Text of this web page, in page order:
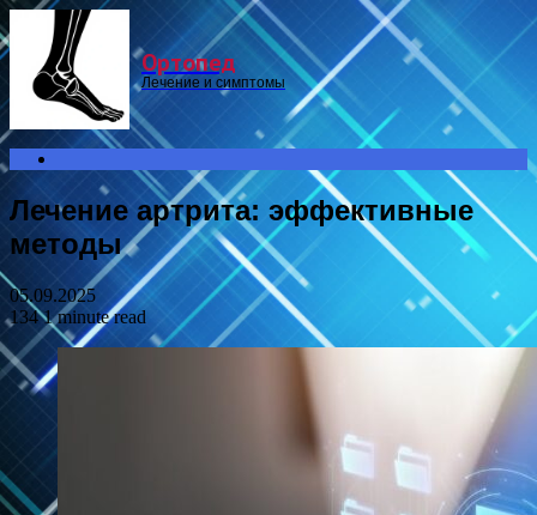
Ортопед
Лечение и симптомы
Лечение артрита: эффективные
методы
05.09.2025
1341 minute read